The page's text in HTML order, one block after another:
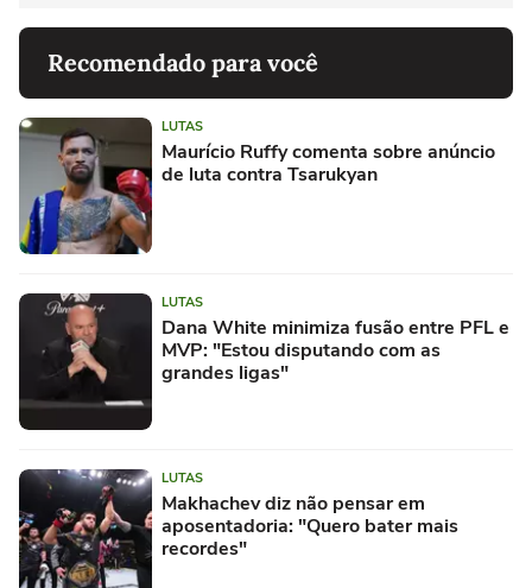
Recomendado para você
LUTAS
Maurício Ruffy comenta sobre anúncio
de luta contra Tsarukyan
LUTAS
Dana White minimiza fusão entre PFL e
MVP: "Estou disputando com as
grandes ligas"
LUTAS
Makhachev diz não pensar em
aposentadoria: "Quero bater mais
recordes"